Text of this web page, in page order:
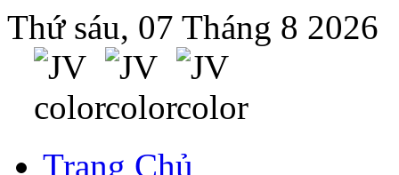
Thứ sáu, 07 Tháng 8 2026
Trang Chủ